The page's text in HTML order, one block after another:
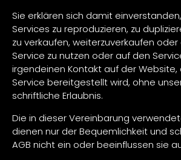
Sie erklären sich damit
Services zu reproduzieren, zu
zu verkaufen, weiterzuverkaufen
Service zu nutzen oder auf den
irgendeinen Kontakt auf der
Service bereitgestellt wird, ohne
schriftliche Erlaubnis.
Die in dieser Vereinbarung
dienen nur der Bequemlichkeit und
AGB nicht ein oder beeinflussen sie